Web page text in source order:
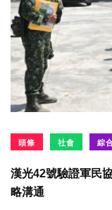
頭條 社會 綜
漢光42號驗證軍民
略溝通